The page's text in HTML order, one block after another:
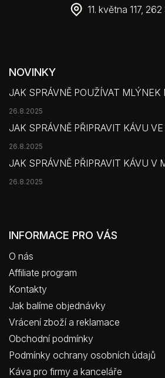
11. května 117,
NOVINKY
JAK SPRÁVNĚ POUŽÍVAT MLÝNEK
26.8.2025
JAK SPRÁVNĚ PŘIPRAVIT KÁVU
26.8.2025
JAK SPRÁVNĚ PŘIPRAVIT KÁVU V
26.8.2025
INFORMACE PRO VÁS
O nás
Affiliate program
Kontakty
Jak balíme objednávky
Vrácení zboží a reklamace
Obchodní podmínky
Podmínky ochrany osobních údajů
Káva pro firmy a kanceláře